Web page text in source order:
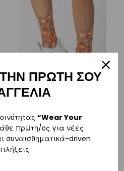
Sock Ice | Vasiliki
€12,00
XXS (24-27)
ΠΡΩΤΗ ΣΟΥ
“Wear Your
πρώτη/ος για νέες
συναισθηματικά-driven